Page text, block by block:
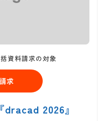
資料請求の対象
求
2026』